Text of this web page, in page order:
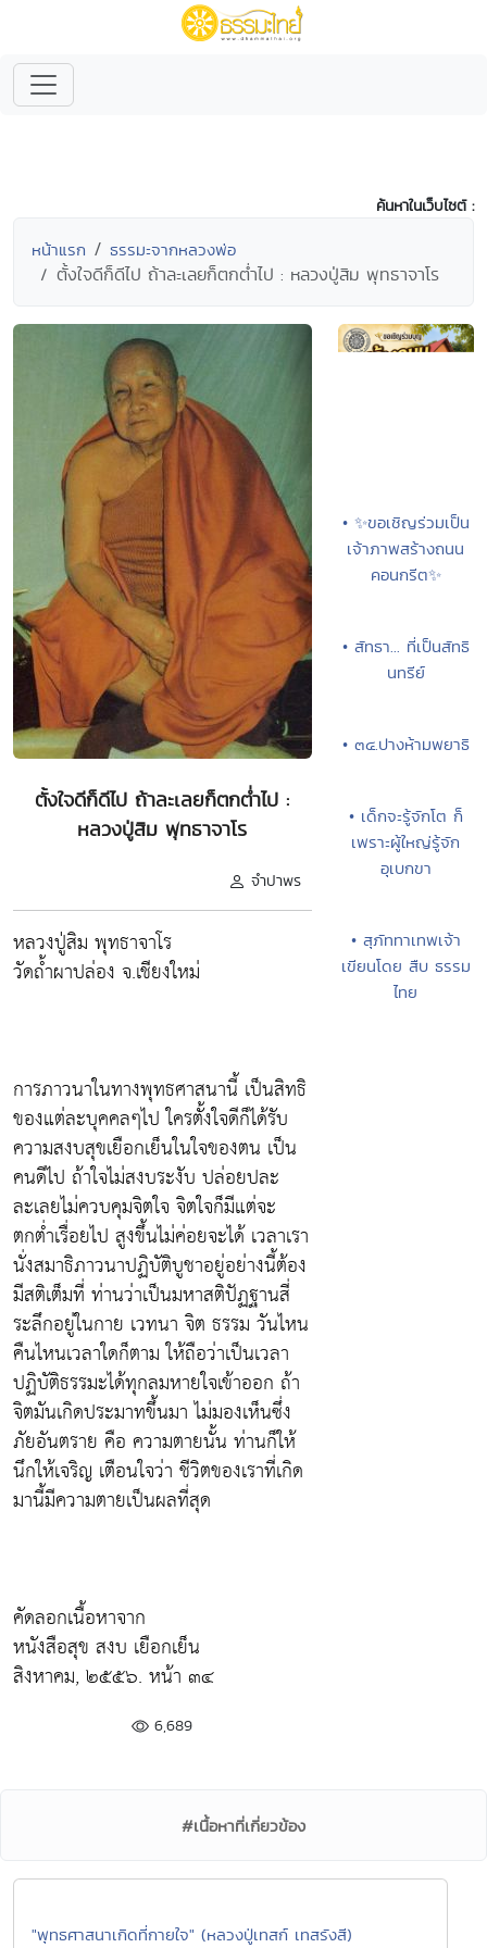
ค้นหาในเว็บไซต์ :
หน้าแรก ธรรมะจากหลวงพ่อ
ตั้งใจดีก็ดีไป ถ้าละเลยก็ตกต่ำไป : หลวงปู่สิม พุทธาจาโร
ตั้งใจดีก็ดีไป ถ้าละเลยก็ตกต่ำไป :
หลวงปู่สิม พุทธาจาโร
จำปาพร
หลวงปู่สิม พุทธาจาโร
วัดถ้ำผาปล่อง จ.เชียงใหม่
การภาวนาในทางพุทธศาสนานี้ เป็นสิทธิ
ของแต่ละบุคคลๆไป ใครตั้งใจดีก็ได้รับ
ความสงบสุขเยือกเย็นในใจของตน เป็น
คนดีไป ถ้าใจไม่สงบระงับ ปล่อยปละ
ละเลยไม่ควบคุมจิตใจ จิตใจก็มีแต่จะ
ตกต่ำเรื่อยไป สูงขึ้นไม่ค่อยจะได้ เวลาเรา
นั่งสมาธิภาวนาปฏิบัติบูชาอยู่อย่างนี้ต้อง
มีสติเต็มที่ ท่านว่าเป็นมหาสติปัฏฐานสี่
ระลึกอยู่ในกาย เวทนา จิต ธรรม วันไหน
คืนไหนเวลาใดก็ตาม ให้ถือว่าเป็นเวลา
ปฏิบัติธรรมะได้ทุกลมหายใจเข้าออก ถ้า
จิตมันเกิดประมาทขึ้นมา ไม่มองเห็นซึ่ง
ภัยอันตราย คือ ความตายนั้น ท่านก็ให้
นึกให้เจริญ เตือนใจว่า ชีวิตของเราที่เกิด
มานี้มีความตายเป็นผลที่สุด
คัดลอกเนื้อหาจาก
หนังสือสุข สงบ เยือกเย็น
สิงหาคม, ๒๕๕๖. หน้า ๓๔
6,689
• ✨ขอเชิญร่วมเป็น
เจ้าภาพสร้างถนน
คอนกรีต✨
• สัทธา... ที่เป็นสัทธิ
นทรีย์
• ๓๔.ปางห้ามพยาธิ
• เด็กจะรู้จักโต ก็
เพราะผู้ใหญ่รู้จัก
อุเบกขา
• สุภัททาเทพเจ้า
เขียนโดย สืบ ธรรม
ไทย
#เนื้อหาที่เกี่ยวข้อง
"พุทธศาสนาเกิดที่กายใจ" (หลวงปู่เทสก์ เทสรังสี)